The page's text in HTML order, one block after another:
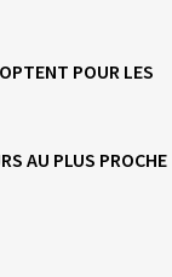
POUR LES
AU PLUS PROCHE